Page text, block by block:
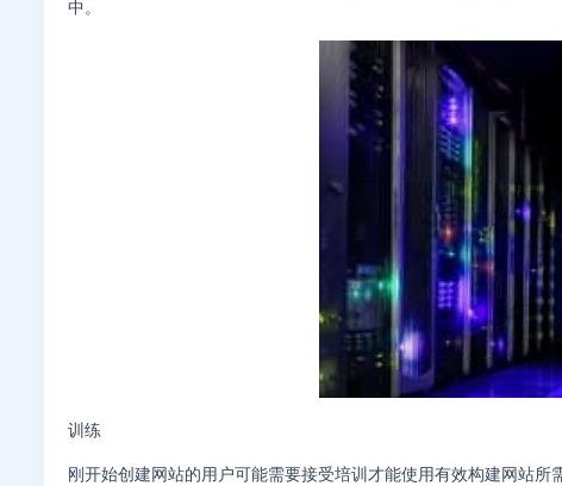
中。
训练
刚开始创建网站的用户可能需要接受培训才能使用有效构建网站